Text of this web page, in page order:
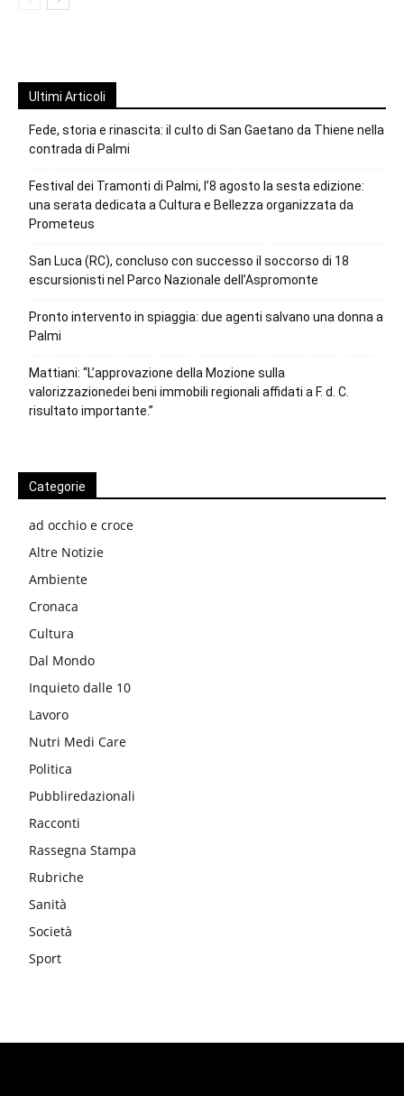
Ultimi Articoli
Fede, storia e rinascita: il culto di San Gaetano da Thiene nella
contrada di Palmi
Festival dei Tramonti di Palmi, l’8 agosto la sesta edizione:
una serata dedicata a Cultura e Bellezza organizzata da
Prometeus
San Luca (RC), concluso con successo il soccorso di 18
escursionisti nel Parco Nazionale dell’Aspromonte
Pronto intervento in spiaggia: due agenti salvano una donna a
Palmi
Mattiani: “L’approvazione della Mozione sulla
valorizzazionedei beni immobili regionali affidati a F. d. C.
risultato importante.”
Categorie
ad occhio e croce
Altre Notizie
Ambiente
Cronaca
Cultura
Dal Mondo
Inquieto dalle 10
Lavoro
Nutri Medi Care
Politica
Pubbliredazionali
Racconti
Rassegna Stampa
Rubriche
Sanità
Società
Sport